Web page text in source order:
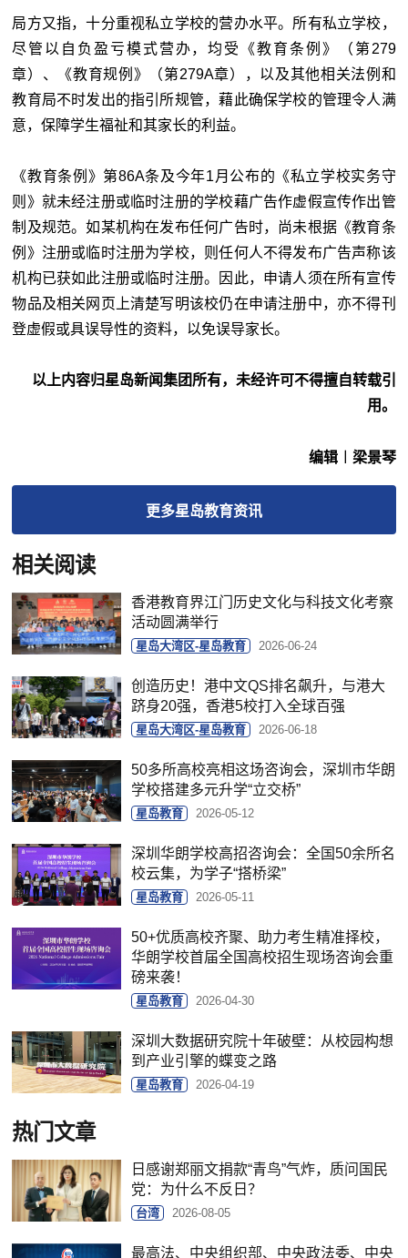
局方又指，十分重视私立学校的营办水平。所有私立学校，
尽管以自负盈亏模式营办，均受《教育条例》（第279
章）、《教育规例》（第279A章），以及其他相关法例和
教育局不时发出的指引所规管，藉此确保学校的管理令人满
意，保障学生福祉和其家长的利益。
《教育条例》第86A条及今年1月公布的《私立学校实务守
则》就未经注册或临时注册的学校藉广告作虚假宣传作出管
制及规范。如某机构在发布任何广告时，尚未根据《教育条
例》注册或临时注册为学校，则任何人不得发布广告声称该
机构已获如此注册或临时注册。因此，申请人须在所有宣传
物品及相关网页上清楚写明该校仍在申请注册中，亦不得刊
登虚假或具误导性的资料，以免误导家长。
以上内容归星岛新闻集团所有，未经许可不得擅自转载引
用。
编辑︱梁景琴
更多星岛教育资讯
相关阅读
香港教育界江门历史文化与科技文化考察
活动圆满举行
星岛大湾区-星岛教育 2026-06-24
创造历史！港中文QS排名飙升，与港大
跻身20强，香港5校打入全球百强
星岛大湾区-星岛教育 2026-06-18
50多所高校亮相这场咨询会，深圳市华朗
学校搭建多元升学“立交桥”
星岛教育 2026-05-12
深圳华朗学校高招咨询会：全国50余所名
校云集，为学子“搭桥梁”
星岛教育 2026-05-11
50+优质高校齐聚、助力考生精准择校，
华朗学校首届全国高校招生现场咨询会重
磅来袭！
星岛教育 2026-04-30
深圳大数据研究院十年破壁：从校园构想
到产业引擎的蝶变之路
星岛教育 2026-04-19
热门文章
日感谢郑丽文捐款“青鸟”气炸，质问国民
党：为什么不反日？
台湾 2026-08-05
最高法、中央组织部、中央政法委、中央